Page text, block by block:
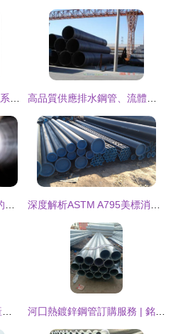
安順08F無縫鋼管經銷商聯系方式指南 高效采購渠道解析 高品質供應排水鋼管、流體管與防腐管 紡織皮革行業管道解決方案優選
高溫季節生產忙 鋼管企業的倔強與溫情 深度解析ASTM A795美標消防鋼管 無縫與直縫鋼管的性能優勢及應用指南
清遠涂塑鋼管廠家價格與產品介紹 品質與性價比兼得 河囗熱鍍鋅鋼管訂購服務 | 銘材實業（電話137信息更新）